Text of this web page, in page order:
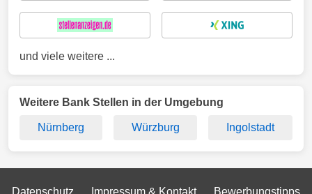
und viele weitere ...
Weitere Bank Stellen in der Umgebung
Nürnberg Würzburg Ingolstadt
Datenschutz Impressum & Kontakt Bewerbungstipps